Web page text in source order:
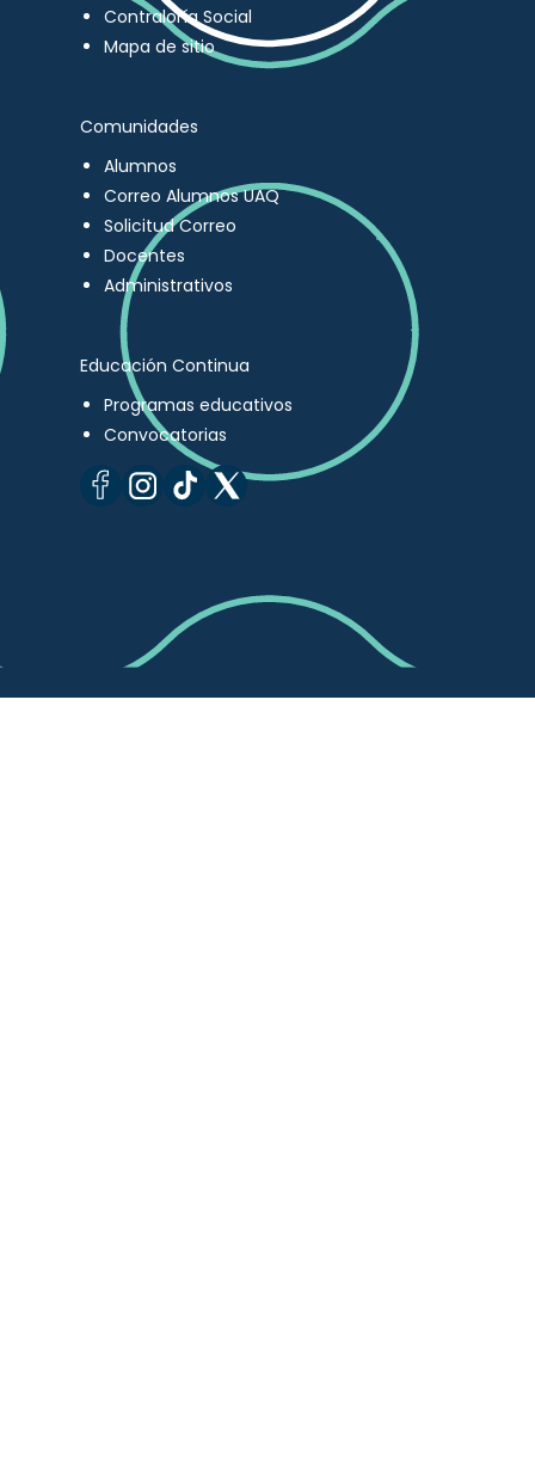
Contraloría Social
Mapa de sitio
Comunidades
Alumnos
Correo Alumnos UAQ
Solicitud Correo
Docentes
Administrativos
Educación Continua
Programas educativos
Convocatorias